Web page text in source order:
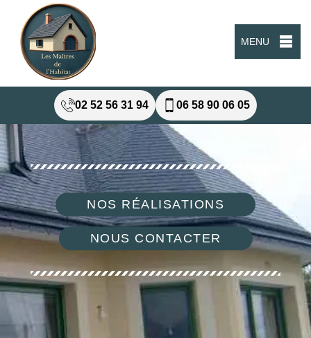
MENU
02 52 56 31 94 06 58 90 06 05
NOS RÉALISATIONS
NOUS CONTACTER